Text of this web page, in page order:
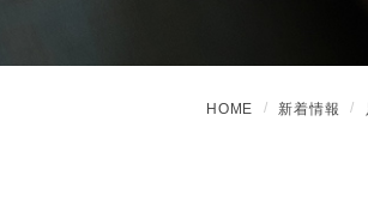
HOME 新着情報